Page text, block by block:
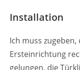
Installation
Ich muss
Ersteinrichtung
gelungen, die